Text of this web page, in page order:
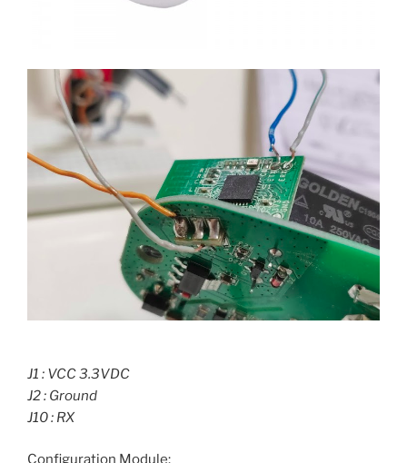
J1 : VCC 3.3VDC
J2 : Ground
J10 : RX
Configuration Module: